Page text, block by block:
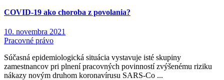
COVID-19 ako choroba z povolania?
10. novembra 2021
Pracovné právo
Súčasná epidemiologická situácia vystavuje isté skupiny
zamestnancov pri plnení pracovných povinností zvýšenému riziku
nákazy novým druhom koronavírusu SARS-Co ...